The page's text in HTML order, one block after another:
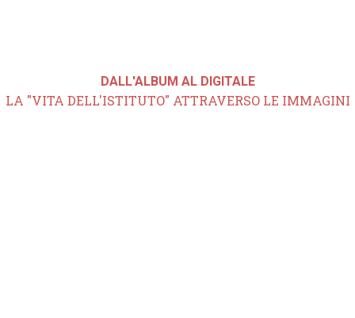
DALL'ALBUM AL DIGITALE
LA "VITA DELL'ISTITUTO" ATTRAVERSO LE IMMAGINI